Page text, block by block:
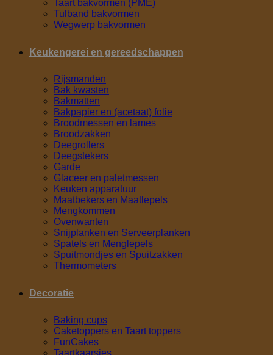
Taart bakvormen (PME)
Tulband bakvormen
Wegwerp bakvormen
Keukengerei en gereedschappen
Rijsmanden
Bak kwasten
Bakmatten
Bakpapier en (acetaat) folie
Broodmessen en lames
Broodzakken
Deegrollers
Deegstekers
Garde
Glaceer en paletmessen
Keuken apparatuur
Maatbekers en Maatlepels
Mengkommen
Ovenwanten
Snijplanken en Serveerplanken
Spatels en Menglepels
Spuitmondjes en Spuitzakken
Thermometers
Decoratie
Baking cups
Caketoppers en Taart toppers
FunCakes
Taartkaarsjes